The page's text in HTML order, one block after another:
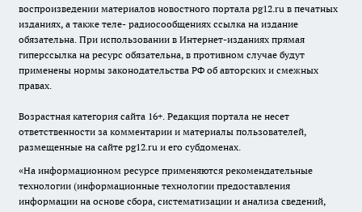
воспроизведении материалов новостного портала pg12.ru в печатных
изданиях, а также теле- радиосообщениях ссылка на издание
обязательна. При использовании в Интернет-изданиях прямая
гиперссылка на ресурс обязательна, в противном случае будут
применены нормы законодательства РФ об авторских и смежных
правах.
Возрастная категория сайта 16+. Редакция портала не несет
ответственности за комментарии и материалы пользователей,
размещенные на сайте pg12.ru и его субдоменах.
«На информационном ресурсе применяются рекомендательные
технологии (информационные технологии предоставления
информации на основе сбора, систематизации и анализа сведений,